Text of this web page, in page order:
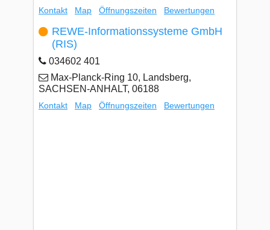
Kontakt Map Öffnungszeiten Bewertungen
REWE-Informationssysteme GmbH
(RIS)
034602 401
Max-Planck-Ring 10, Landsberg,
SACHSEN-ANHALT, 06188
Kontakt Map Öffnungszeiten Bewertungen